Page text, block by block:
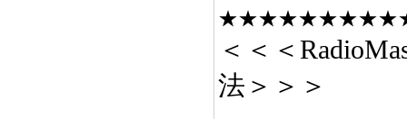
＜＜＜
法＞＞＞